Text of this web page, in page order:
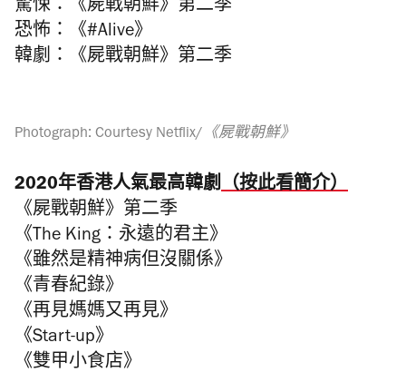
驚悚：《屍戰朝鮮》第二季
恐怖：《#Alive》
韓劇：《屍戰朝鮮》第二季
Photograph: Courtesy Netflix/《屍戰朝鮮》
2020年香港人氣最高韓劇（按此看簡介）
《屍戰朝鮮》第二季
《The King：永遠的君主》
《雖然是精神病但沒關係》
《青春紀錄》
《再見媽媽又再見》
《Start-up》
《雙甲小食店》